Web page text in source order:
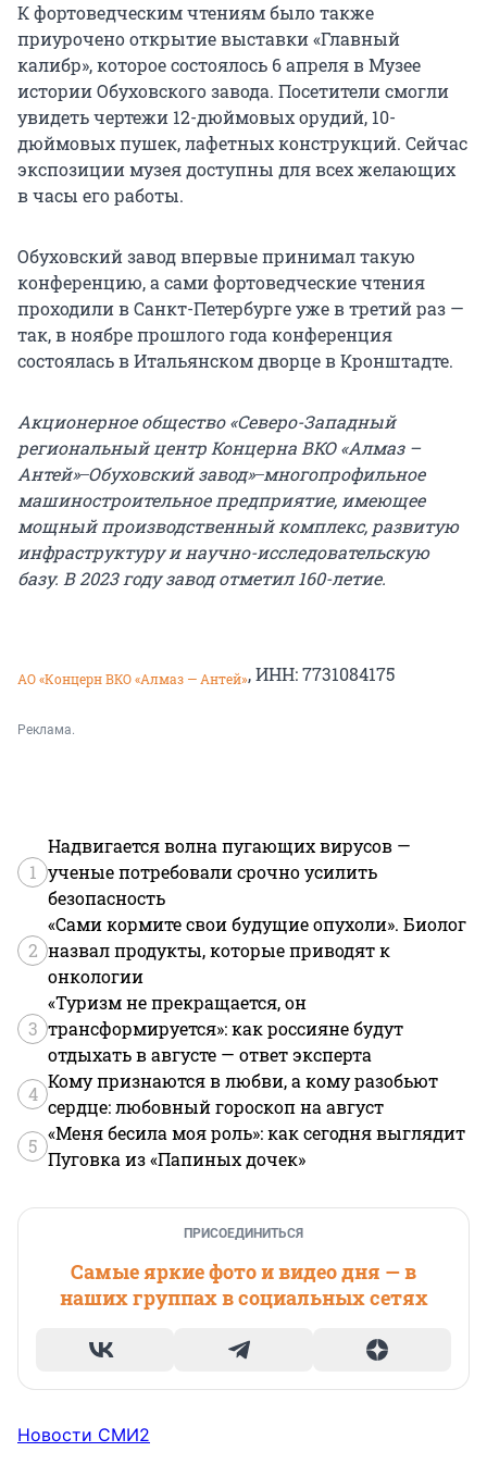
К фортоведческим чтениям было также
приурочено открытие выставки «Главный
калибр», которое состоялось 6 апреля в Музее
истории Обуховского завода. Посетители смогли
увидеть чертежи 12-дюймовых орудий, 10-
дюймовых пушек, лафетных конструкций. Сейчас
экспозиции музея доступны для всех желающих
в часы его работы.
Обуховский завод впервые принимал такую
конференцию, а сами фортоведческие чтения
проходили в Санкт-Петербурге уже в третий раз —
так, в ноябре прошлого года конференция
состоялась в Итальянском дворце в Кронштадте.
Акционерное общество «Северо-Западный
региональный центр Концерна ВКО «Алмаз –
Антей» ̶ Обуховский завод» ̶ многопрофильное
машиностроительное предприятие, имеющее
мощный производственный комплекс, развитую
инфраструктуру и научно-исследовательскую
базу. В 2023 году завод отметил 160-летие.
АО «Концерн ВКО «Алмаз — Антей», ИНН: 7731084175
Реклама.
1
Надвигается волна пугающих вирусов —
ученые потребовали срочно усилить
безопасность
2
«Сами кормите свои будущие опухоли». Биолог
назвал продукты, которые приводят к
онкологии
3
«Туризм не прекращается, он
трансформируется»: как россияне будут
отдыхать в августе — ответ эксперта
4
Кому признаются в любви, а кому разобьют
сердце: любовный гороскоп на август
5
«Меня бесила моя роль»: как сегодня выглядит
Пуговка из «Папиных дочек»
ПРИСОЕДИНИТЬСЯ
Самые яркие фото и видео дня — в
наших группах в социальных сетях
Новости СМИ2